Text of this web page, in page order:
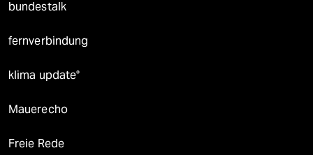
bundestalk
fernverbindung
klima update°
Mauerecho
Freie Rede